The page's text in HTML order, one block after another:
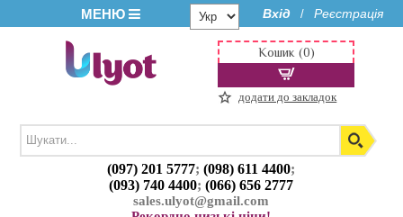
МЕНЮ Вхід / Реєстрація
(097) 201 5777;(098) 611 4400;
(093) 740 4400;(066) 656 2777
sales.ulyot@gmail.com
Кошик (0)
додати до закладок